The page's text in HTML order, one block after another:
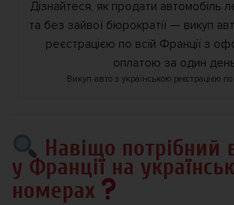
Викуп авто з українською реєстрацією по
Навіщо потрібний
у Франції на
номерах